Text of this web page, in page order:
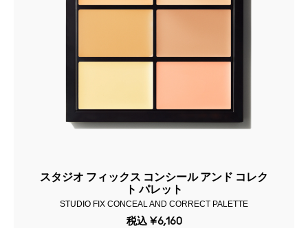
スタジオ フィックス コンシール アンド コレク
ト パレット
STUDIO FIX CONCEAL AND CORRECT PALETTE
税込 ¥6,160